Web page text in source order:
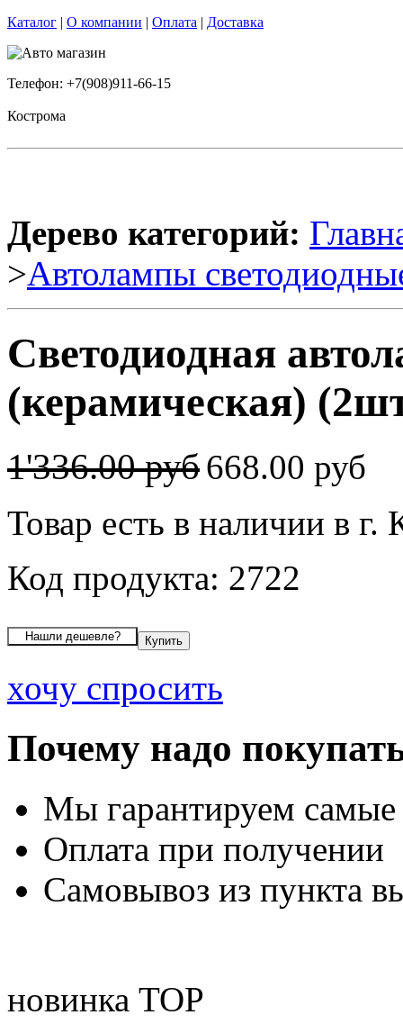
Каталог | О компании | Оплата | Доставка
Телефон: +7(908)911-66-15
Кострома
Дерево категорий:
>Автолампы
Светодиодная
(керамическая)
1'336.00 руб668.00 руб
Товар есть в наличии в г.
Код продукта: 2722
хочу спросить
Почему надо
Мы гарантируем
Оплата при получении
Самовывоз из пункта
новинка TOP